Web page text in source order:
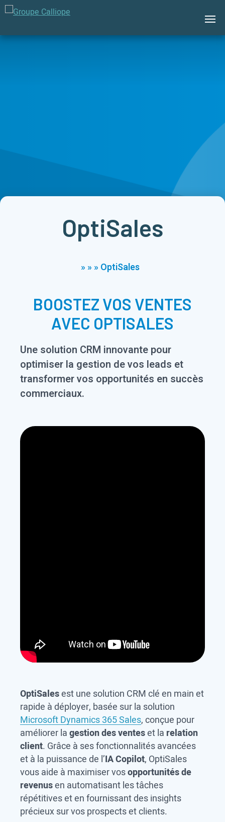
Groupe
OptiSales
» » » OptiSales
BOOSTEZ VOS VENTES
AVEC OPTISALES
Une solution CRM innovante pour
optimiser la gestion de vos leads et
transformer vos opportunités en succès
commerciaux.
OptiSalesest une solution CRM clé en main et
rapide à déployer, basée sur la solution
Microsoft Dynamics 365 Sales, conçue pour
améliorer lagestion des venteset la relation
client. Grâce à ses fonctionnalités avancées
et à la puissance de l’IA Copilot, OptiSales
vous aide à maximiser vosopportunités de
revenusen automatisant les tâches
répétitives et en fournissant des insights
précieux sur vos prospects et clients.